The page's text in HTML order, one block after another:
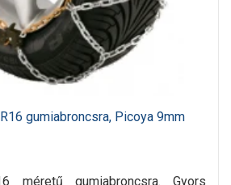
gumiabroncsra, Picoya 9mm
méretű gumiabroncsra. Gyors